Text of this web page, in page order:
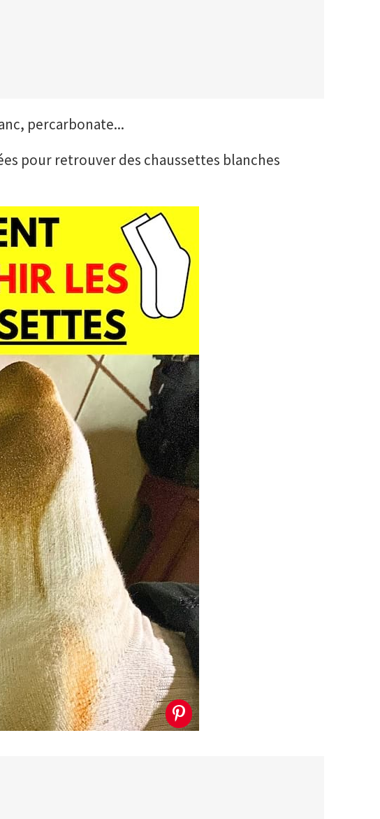
percarbonate...
pour retrouver des chaussettes blanches